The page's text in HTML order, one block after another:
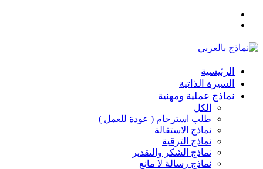
الرئيسية
السيرة الذاتية
نماذج عملية ومهنية
الكل
طلب استرحام ( عودة للعمل )
نماذج الاستقالة
نماذج الترقية
نماذج الشكر والتقدير
نماذج رسالة لا مانع